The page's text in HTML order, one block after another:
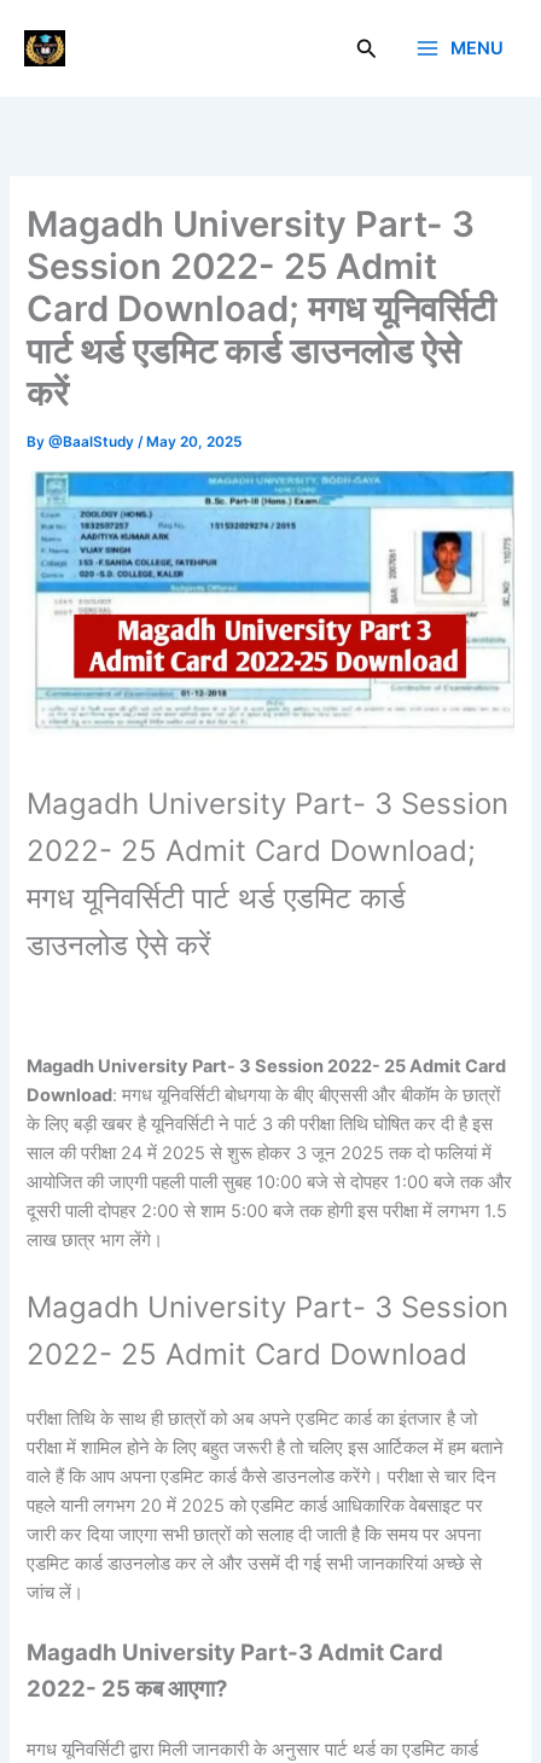
content
Search MENU
Magadh University Part- 3
Session 2022- 25 Admit
Card Download; मगध यूनिवर्सिटी
पार्ट थर्ड एडमिट कार्ड डाउनलोड ऐसे
करें
By@BaalStudy/ May 20, 2025
Magadh University Part- 3 Session
2022- 25 Admit Card Download;
मगध यूनिवर्सिटी पार्ट थर्ड एडमिट कार्ड
डाउनलोड ऐसे करें
Magadh University Part- 3 Session 2022- 25 Admit Card
Download: मगध यूनिवर्सिटी बोधगया के बीए बीएससी और बीकॉम के छात्रों
के लिए बड़ी खबर है यूनिवर्सिटी ने पार्ट 3 की परीक्षा तिथि घोषित कर दी है इस
साल की परीक्षा 24 में 2025 से शुरू होकर 3 जून 2025 तक दो फलियां में
आयोजित की जाएगी पहली पाली सुबह 10:00 बजे से दोपहर 1:00 बजे तक और
दूसरी पाली दोपहर 2:00 से शाम 5:00 बजे तक होगी इस परीक्षा में लगभग 1.5
लाख छात्र भाग लेंगे।
Magadh University Part- 3 Session
2022- 25 Admit Card Download
परीक्षा तिथि के साथ ही छात्रों को अब अपने एडमिट कार्ड का इंतजार है जो
परीक्षा में शामिल होने के लिए बहुत जरूरी है तो चलिए इस आर्टिकल में हम बताने
वाले हैं कि आप अपना एडमिट कार्ड कैसे डाउनलोड करेंगे। परीक्षा से चार दिन
पहले यानी लगभग 20 में 2025 को एडमिट कार्ड आधिकारिक वेबसाइट पर
जारी कर दिया जाएगा सभी छात्रों को सलाह दी जाती है कि समय पर अपना
एडमिट कार्ड डाउनलोड कर ले और उसमें दी गई सभी जानकारियां अच्छे से
जांच लें।
Magadh University Part-3 Admit Card
2022- 25 कब आएगा?
मगध यूनिवर्सिटी द्वारा मिली जानकारी के अनुसार पार्ट थर्ड का एडमिट कार्ड